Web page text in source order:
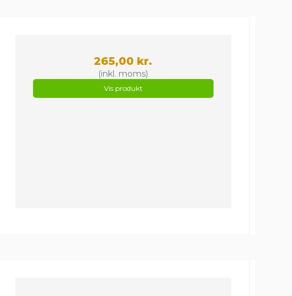
265,00 kr.
(inkl. moms)
Vis produkt